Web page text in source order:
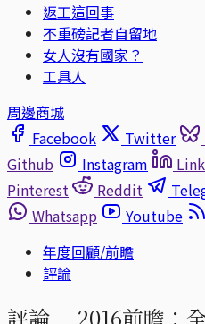
返工這回事
不重磅記者自留地
女人沒有國家？
工具人
周邊商城
Facebook
Twitter
Github
Instagram
Pinterest
Reddit
Whatsapp
Youtube
年度回顧/前瞻
評論
評論｜ 2016前瞻：